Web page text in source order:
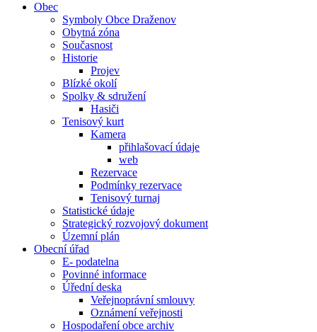
Obec
Symboly Obce Draženov
Obytná zóna
Současnost
Historie
Projev
Blízké okolí
Spolky & sdružení
Hasiči
Tenisový kurt
Kamera
přihlašovací údaje
web
Rezervace
Podmínky rezervace
Tenisový turnaj
Statistické údaje
Strategický rozvojový dokument
Územní plán
Obecní úřad
E- podatelna
Povinné informace
Úřední deska
Veřejnoprávní smlouvy
Oznámení veřejnosti
Hospodaření obce archiv